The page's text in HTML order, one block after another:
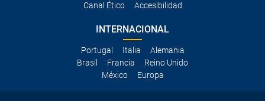
Canal Ético
Accesibilidad
INTERNACIONAL
Portugal Italia
Alemania
Brasil
Francia
Reino Unido
México
Europa